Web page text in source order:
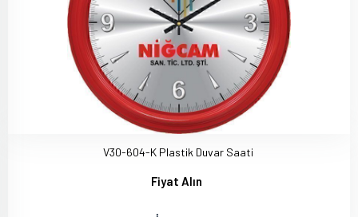
V30-604-K Plastik Duvar Saati
Fiyat Alın